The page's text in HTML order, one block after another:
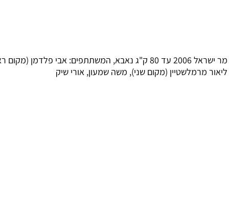
מר ישראל 2006 עד 80 ק"ג נאבא, המשתתפים: אבי פלדמן (מקום ראשון),
מרמלשטיין (מקום שני), משה שמעון, אורי שיק